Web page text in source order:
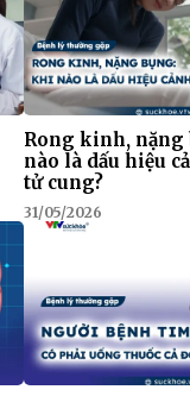
Rong kinh, nặng
nào là dấu hiệu
tử cung?
31/05/2026